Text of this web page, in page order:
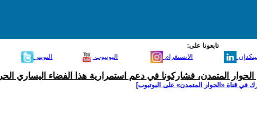
تابعونا على:
التويتر اليوتيوب الانستغرام
المتمدن، فشاركونا في دعم استمرارية هذا الفضاء اليساري الحر
في قناة ‫«الحوار المتمدن» على اليوتيوب]